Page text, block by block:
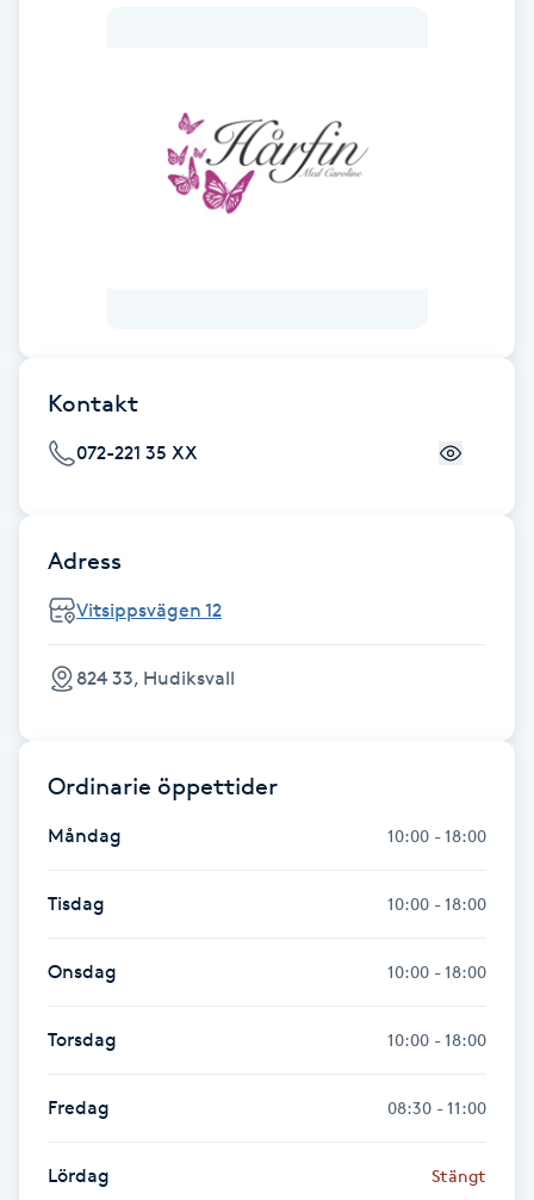
Fransförlängning
Fransk manikyr
Fransrengöring
Frekvensterapi
Friskvårdsmassage
Frisör
Gel naglar
Kontakt
072-221 35 XX
Adress
Vitsippsvägen 12
824 33, Hudiksvall
Ordinarie öppettider
Måndag 10:00 - 18:00
Tisdag 10:00 - 18:00
Onsdag 10:00 - 18:00
Torsdag 10:00 - 18:00
Fredag 08:30 - 11:00
Lördag Stängt